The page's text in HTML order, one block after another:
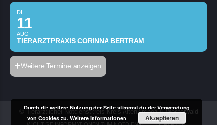
DI
11
AUG
TIERARZTPRAXIS CORINNA BERTRAM
Weitere Termine anzeigen
© Tierärztlicher Notdienstkreis Kreis Altenkirchen & Westerwald
Durch die weitere Nutzung der Seite stimmst du der Verwendung
von Cookies zu.Weitere Informationen Akzeptieren